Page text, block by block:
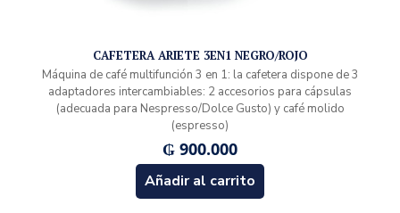
CAFETERA ARIETE 3EN1 NEGRO/ROJO
Máquina de café multifunción 3 en 1: la cafetera dispone de 3
adaptadores intercambiables: 2 accesorios para cápsulas
(adecuada para Nespresso/Dolce Gusto) y café molido
(espresso)
₲ 900.000
Añadir al carrito